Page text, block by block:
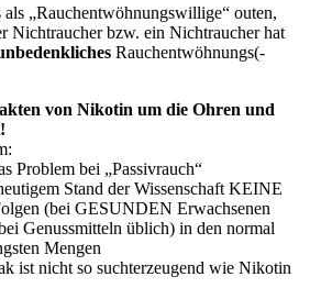
als „Rauchentwöhnungswillige“ outen,
Nichtraucher bzw. ein Nichtraucher hat
Rauchentwöhnungs(-
von Nikotin um die Ohren und
Problem bei „Passivrauch“
Stand der Wissenschaft KEINE
(bei GESUNDEN Erwachsenen
Genussmitteln üblich) in den normal
Mengen
ist nicht so suchterzeugend wie Nikotin